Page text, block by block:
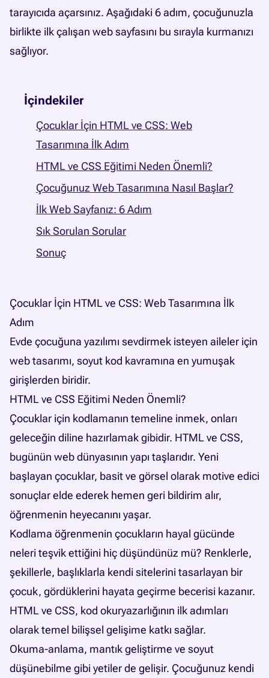
tarayıcıda açarsınız. Aşağıdaki 6 adım, çocuğunuzla
birlikte ilk çalışan web sayfasını bu sırayla kurmanızı
sağlıyor.
İçindekiler
Çocuklar İçin HTML ve CSS: Web
Tasarımına İlk Adım
HTML ve CSS Eğitimi Neden Önemli?
Çocuğunuz Web Tasarımına Nasıl Başlar?
İlk Web Sayfanız: 6 Adım
Sık Sorulan Sorular
Sonuç
Çocuklar İçin HTML ve CSS: Web Tasarımına İlk
Adım
Evde çocuğuna yazılımı sevdirmek isteyen aileler için
web tasarımı, soyut kod kavramına en yumuşak
girişlerden biridir.
HTML ve CSS Eğitimi Neden Önemli?
Çocuklar için kodlamanın temeline inmek, onları
geleceğin diline hazırlamak gibidir. HTML ve CSS,
bugünün web dünyasının yapı taşlarıdır. Yeni
başlayan çocuklar, basit ve görsel olarak motive edici
sonuçlar elde ederek hemen geri bildirim alır,
öğrenmenin heyecanını yaşar.
Kodlama öğrenmenin çocukların hayal gücünde
neleri teşvik ettiğini hiç düşündünüz mü? Renklerle,
şekillerle, başlıklarla kendi sitelerini tasarlayan bir
çocuk, gördüklerini hayata geçirme becerisi kazanır.
HTML ve CSS, kod okuryazarlığının ilk adımları
olarak temel bilişsel gelişime katkı sağlar.
Okuma-anlama, mantık geliştirme ve soyut
düşünebilme gibi yetiler de gelişir. Çocuğunuz kendi